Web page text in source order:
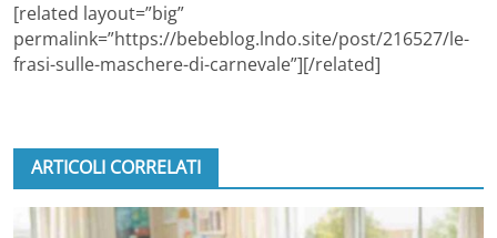
[related layout=”big”
permalink=”https://bebeblog.lndo.site/post/216527/le-
frasi-sulle-maschere-di-carnevale”][/related]
ARTICOLI CORRELATI